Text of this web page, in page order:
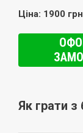
Ціна: 1900 грн
Як грати